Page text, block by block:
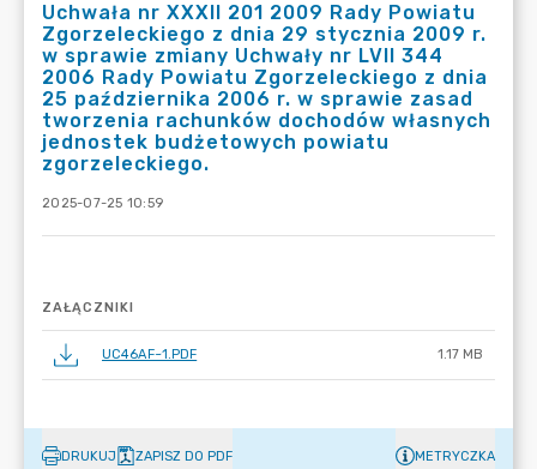
Uchwała nr XXXII 201 2009 Rady Powiatu
Zgorzeleckiego z dnia 29 stycznia 2009 r.
w sprawie zmiany Uchwały nr LVII 344
2006 Rady Powiatu Zgorzeleckiego z dnia
25 października 2006 r. w sprawie zasad
tworzenia rachunków dochodów własnych
jednostek budżetowych powiatu
zgorzeleckiego.
2025-07-25 10:59
ZAŁĄCZNIKI
UC46AF~1.PDF 1.17 MB
DRUKUJ ZAPISZ DO PDF METRYCZKA